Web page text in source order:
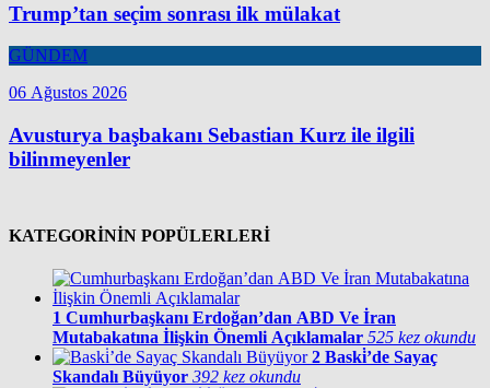
Trump’tan seçim sonrası ilk mülakat
GÜNDEM
06 Ağustos 2026
Avusturya başbakanı Sebastian Kurz ile ilgili
bilinmeyenler
KATEGORİNİN POPÜLERLERİ
1 Cumhurbaşkanı Erdoğan’dan ABD Ve İran
Mutabakatına İlişkin Önemli Açıklamalar 525 kez okundu
2 Baski̇’de Sayaç
Skandalı Büyüyor 392 kez okundu